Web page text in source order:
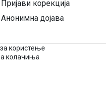
Пријави корекција
Анонимна дојава
користење
колачиња